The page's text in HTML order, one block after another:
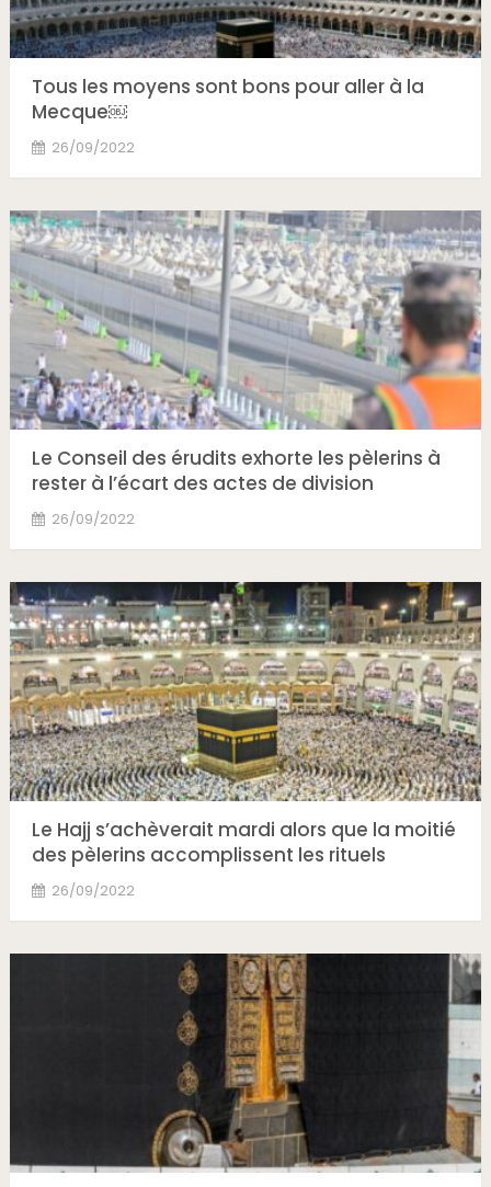
Tous les moyens sont bons pour aller à la
Mecque￼
26/09/2022
Le Conseil des érudits exhorte les pèlerins à
rester à l’écart des actes de division
26/09/2022
Le Hajj s’achèverait mardi alors que la moitié
des pèlerins accomplissent les rituels
26/09/2022